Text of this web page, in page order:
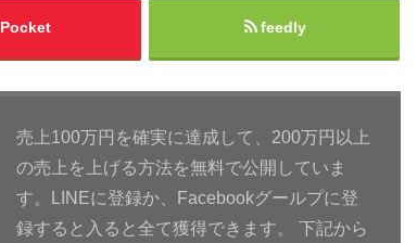
Pocket feedly
売上100万円を確実に達成して、200万円以上
の売上を上げる方法を無料で公開していま
す。LINEに登録か、Facebookグールプに登
録すると入ると全て獲得できます。 下記から